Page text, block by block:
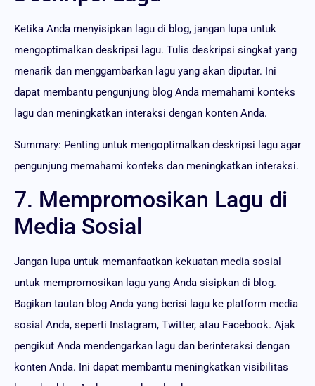
Ketika Anda menyisipkan lagu di blog, jangan lupa untuk
mengoptimalkan deskripsi lagu. Tulis deskripsi singkat yang
menarik dan menggambarkan lagu yang akan diputar. Ini
dapat membantu pengunjung blog Anda memahami konteks
lagu dan meningkatkan interaksi dengan konten Anda.
Summary: Penting untuk mengoptimalkan deskripsi lagu agar
pengunjung memahami konteks dan meningkatkan interaksi.
7. Mempromosikan Lagu di
Media Sosial
Jangan lupa untuk memanfaatkan kekuatan media sosial
untuk mempromosikan lagu yang Anda sisipkan di blog.
Bagikan tautan blog Anda yang berisi lagu ke platform media
sosial Anda, seperti Instagram, Twitter, atau Facebook. Ajak
pengikut Anda mendengarkan lagu dan berinteraksi dengan
konten Anda. Ini dapat membantu meningkatkan visibilitas